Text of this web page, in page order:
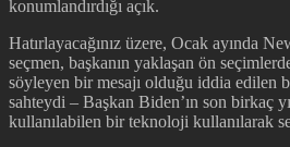
konumlandırdığı açık.
Hatırlayacağınız üzere, Ocak ayında
seçmen, başkanın yaklaşan ön
söyleyen bir mesajı olduğu iddia edilen
sahteydi – Başkan Biden’ın son birkaç
kullanılabilen bir teknoloji kullanılarak